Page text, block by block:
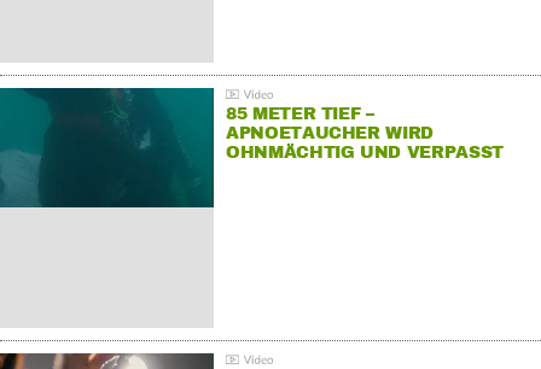
85 METER TIEF –
APNOETAUCHER WIRD
OHNMÄCHTIG UND VERPASST